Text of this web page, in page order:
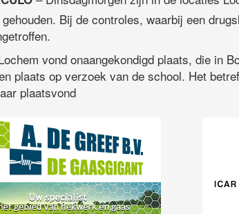
Bij de controles, waarbij een
vond onaangekondigd plaats, die in
plaats op verzoek van de school. Het
plaatsvond